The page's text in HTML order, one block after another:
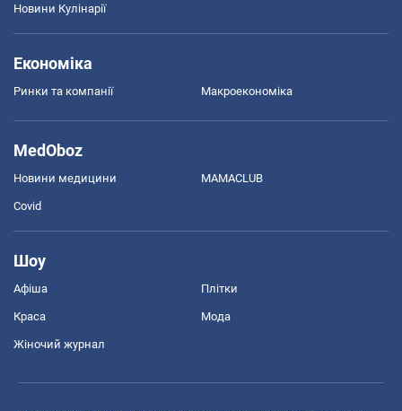
Новини Кулінарії
Економіка
Ринки та компанії Макроекономіка
MedOboz
Новини медицини MAMACLUB
Covid
Шоу
Афіша Плітки
Краса Мода
Жіночий журнал